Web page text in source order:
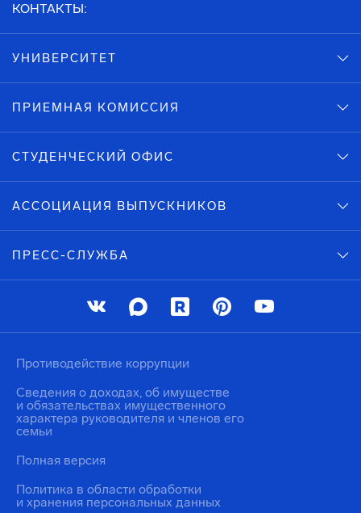
КОНТАКТЫ:
УНИВЕРСИТЕТ
ПРИЕМНАЯ КОМИССИЯ
СТУДЕНЧЕСКИЙ ОФИС
АССОЦИАЦИЯ ВЫПУСКНИКОВ
ПРЕСС-СЛУЖБА
Политика в области обработки
и хранения персональных данных
Противодействие коррупции
Сведения о доходах, об имуществе
и обязательствах имущественного
характера руководителя и членов его
семьи
Полная версия